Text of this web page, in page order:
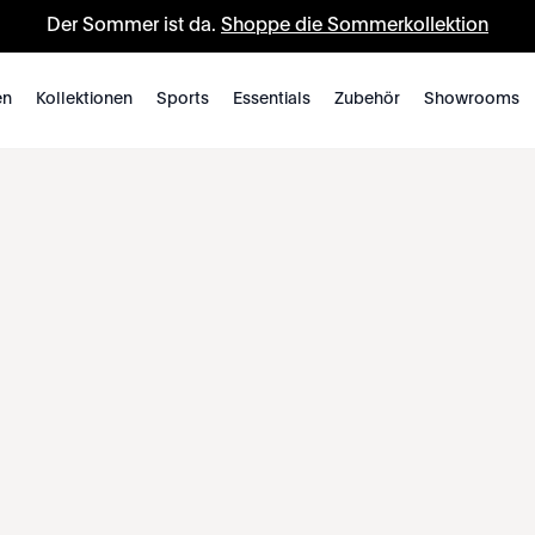
Der Sommer ist da. Shoppe die Sommerkollektion
Kollektionen Sports Essentials Zubehör Showrooms